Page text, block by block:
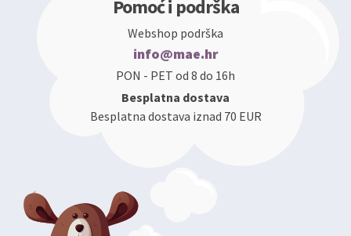
Pomoć i podrška
Webshop podrška
info@mae.hr
PON - PET od 8 do 16h
Besplatna dostava
Besplatna dostava iznad 70 EUR